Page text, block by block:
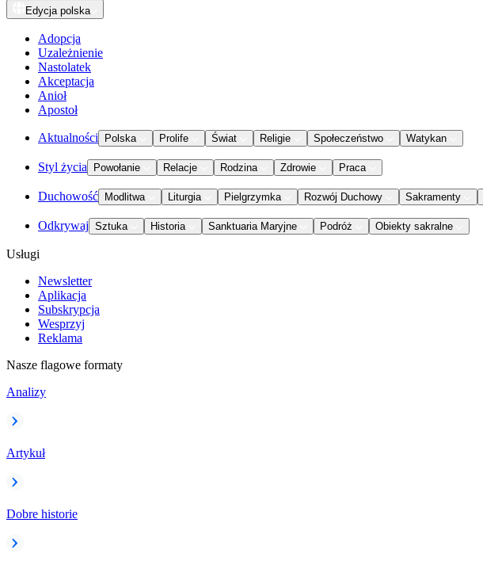
Edycja polska
Adopcja
Uzależnienie
Nastolatek
Akceptacja
Anioł
Apostoł
Aktualności Polska Prolife Świat Religie Społeczeństwo Watykan
Styl życia Powołanie Relacje Rodzina Zdrowie Praca
Duchowość Modlitwa Liturgia Pielgrzymka Rozwój Duchowy Sakramenty
Odkrywaj Sztuka Historia Sanktuaria Maryjne Podróż Obiekty sakralne
Usługi
Newsletter
Aplikacja
Subskrypcja
Wesprzyj
Reklama
Nasze flagowe formaty
Analizy
Artykuł
Dobre historie